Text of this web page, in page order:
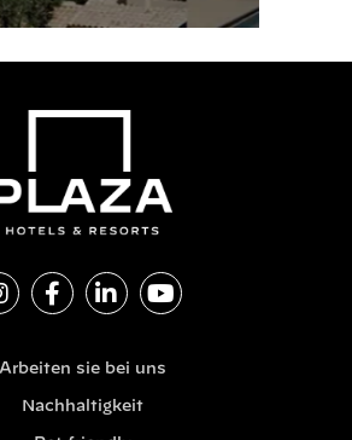
Arbeiten sie bei uns
Nachhaltigkeit